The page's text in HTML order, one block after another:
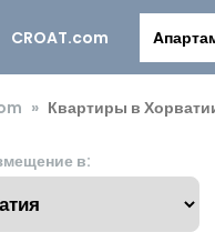
CROAT.com
Квартиры в
в: